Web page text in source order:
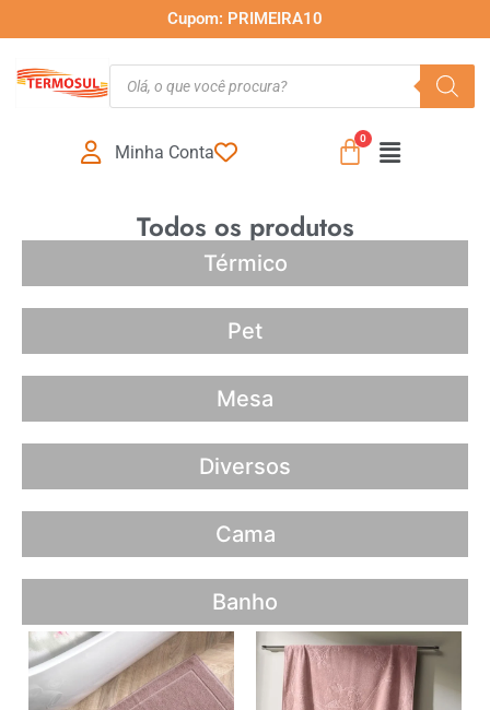
Cupom: PRIMEIRA10
Minha Conta
Todos os produtos
Térmico
Pet
Mesa
Diversos
Cama
Banho